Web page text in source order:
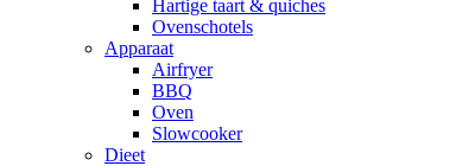
Hartige taart & quiches
Ovenschotels
Apparaat
Airfryer
BBQ
Oven
Slowcooker
Dieet